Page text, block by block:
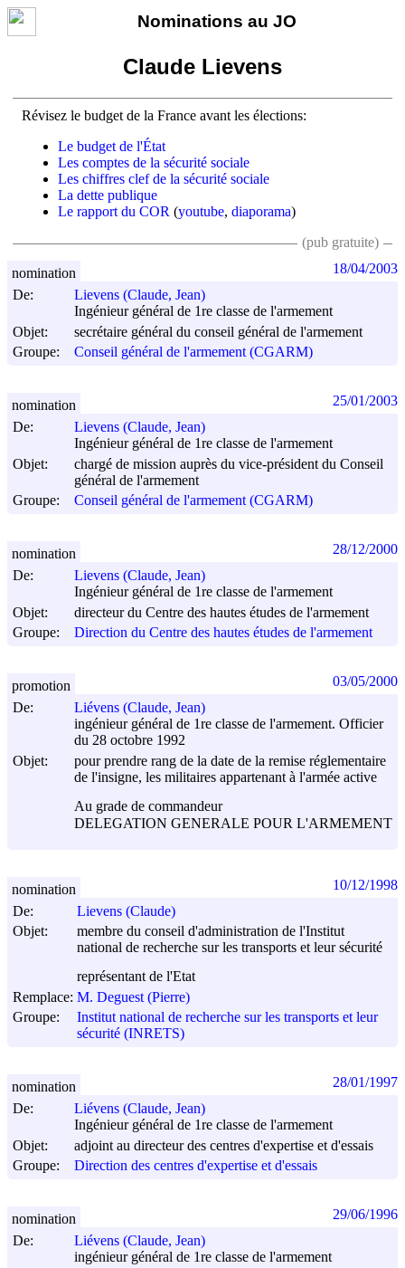
Nominations au JO
Claude Lievens
Révisez le budget de la France avant les élections:
Le budget de l'État
Les comptes de la sécurité sociale
Les chiffres clef de la sécurité sociale
La dette publique
Le rapport du COR (youtube, diaporama)
(pub gratuite)
De:
Lievens (Claude, Jean)
Ingénieur général de 1re classe de l'armement
Objet:
secrétaire général du conseil général de l'armement
Groupe:
Conseil général de l'armement (CGARM)
nomination 18/04/2003
De:
Lievens (Claude, Jean)
Ingénieur général de 1re classe de l'armement
Objet:
chargé de mission auprès du vice-président du Conseil
général de l'armement
Groupe:
Conseil général de l'armement (CGARM)
nomination 25/01/2003
De:
Lievens (Claude, Jean)
Ingénieur général de 1re classe de l'armement
Objet:
directeur du Centre des hautes études de l'armement
Groupe:
Direction du Centre des hautes études de l'armement
nomination 28/12/2000
De:
Liévens (Claude, Jean)
ingénieur général de 1re classe de l'armement. Officier
du 28 octobre 1992
Objet:
pour prendre rang de la date de la remise réglementaire
de l'insigne, les militaires appartenant à l'armée active
Au grade de commandeur
DELEGATION GENERALE POUR L'ARMEMENT
promotion 03/05/2000
De:
Lievens (Claude)
Objet:
membre du conseil d'administration de l'Institut
national de recherche sur les transports et leur sécurité
représentant de l'Etat
Remplace: M. Deguest (Pierre)
Groupe:
Institut national de recherche sur les transports et leur
sécurité (INRETS)
nomination 10/12/1998
De:
Liévens (Claude, Jean)
Ingénieur général de 1re classe de l'armement
Objet:
adjoint au directeur des centres d'expertise et d'essais
Groupe:
Direction des centres d'expertise et d'essais
nomination 28/01/1997
De:
Liévens (Claude, Jean)
ingénieur général de 1re classe de l'armement
nomination 29/06/1996